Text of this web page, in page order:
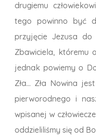
drugiemu
tego powinno być
przyjęcie Jezusa
Zbawiciela, któremu
jednak powiemy o
Zła... Zła Nowina
pierworodnego i
wpisanej w
oddzieliliśmy się od